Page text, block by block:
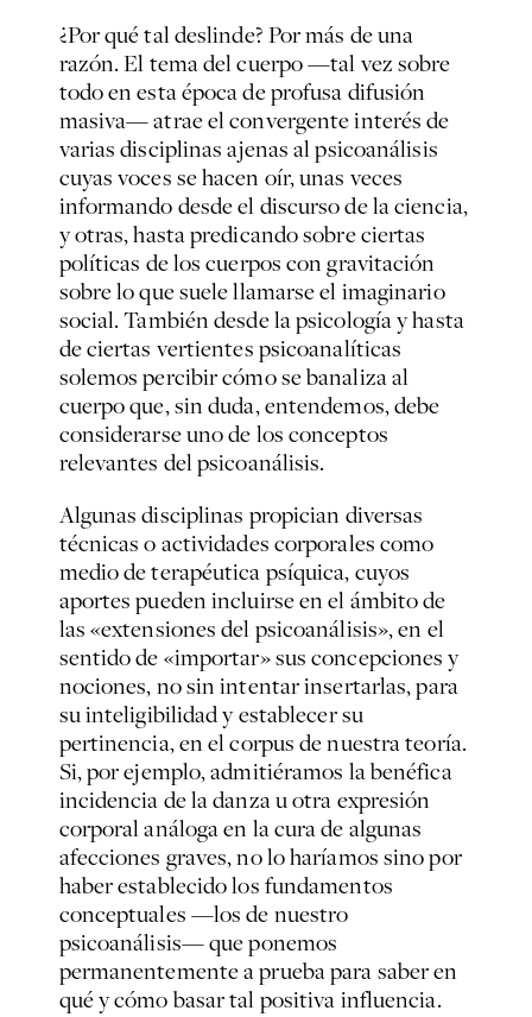
¿Por qué tal deslinde? Por más de una
razón. El tema del cuerpo —tal vez sobre
todo en esta época de profusa difusión
masiva— atrae el convergente interés de
varias disciplinas ajenas al psicoanálisis
cuyas voces se hacen oír, unas veces
informando desde el discurso de la ciencia,
y otras, hasta predicando sobre ciertas
políticas de los cuerpos con gravitación
sobre lo que suele llamarse el imaginario
social. También desde la psicología y hasta
de ciertas vertientes psicoanalíticas
solemos percibir cómo se banaliza al
cuerpo que, sin duda, entendemos, debe
considerarse uno de los conceptos
relevantes del psicoanálisis.
Algunas disciplinas propician diversas
técnicas o actividades corporales como
medio de terapéutica psíquica, cuyos
aportes pueden incluirse en el ámbito de
las «extensiones del psicoanálisis», en el
sentido de «importar» sus concepciones y
nociones, no sin intentar insertarlas, para
su inteligibilidad y establecer su
pertinencia, en el corpus de nuestra teoría.
Si, por ejemplo, admitiéramos la benéfica
incidencia de la danza u otra expresión
corporal análoga en la cura de algunas
afecciones graves, no lo haríamos sino por
haber establecido los fundamentos
conceptuales —los de nuestro
psicoanálisis— que ponemos
permanentemente a prueba para saber en
qué y cómo basar tal positiva influencia.